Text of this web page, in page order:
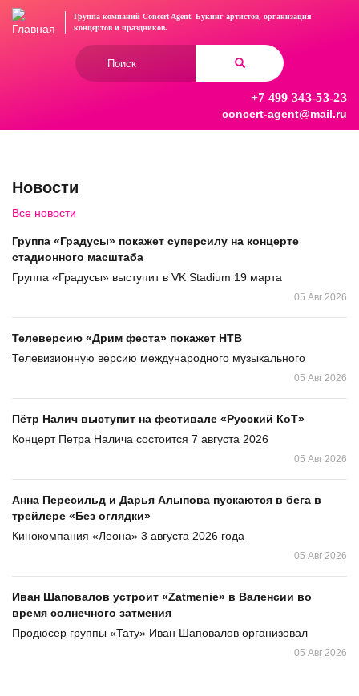
Перейти
Группа компаний Concert Agent. Букинг артистов, организация
концертови праздников.
+7 499 343-53-23
concert-agent@mail.ru
Новости
Все новости
Группа «Градусы» покажет суперсилу на концерте
стадионного масштаба
Группа «Градусы» выступит в VK Stadium 19 марта
05 Авг 2026
Телеверсию «Дрим феста» покажет НТВ
Телевизионную версию международного музыкального
05 Авг 2026
Пётр Налич выступит на фестивале «Русский КоТ»
Концерт Петра Налича состоится 7 августа 2026
05 Авг 2026
Анна Пересильд и Дарья Алыпова пускаются в бега в
трейлере «Без оглядки»
Кинокомпания «Леона» 3 августа 2026 года
05 Авг 2026
Иван Шаповалов устроит «Zatmenie» в Валенсии во
время солнечного затмения
Продюсер группы «Тату» Иван Шаповалов организовал
05 Авг 2026